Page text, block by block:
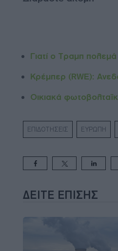
Γιατί ο Τραμπ πολεμά
Κρέμπερ (RWE):
Οικιακά
ΕΠΙΔΟΤΗΣΕΙΣ ΕΥΡΩΠΗ
ΔΕΊΤΕ ΕΠΊΣΗΣ